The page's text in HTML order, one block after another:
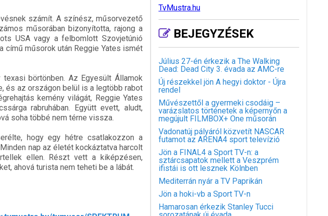
számít. A színész, műsorvezető
műsorában bizonyította, rajong a
USA vagy a felbomlott Szovjetúnió
című műsorok után Reggie Yates ismét
börtönben. Az Egyesült Államok
és az országon belül is a legtöbb rabot
kemény világát, Reggie Yates
rabruhában. Együtt evett, aludt,
soha többé nem térne vissza.
hogy egy hétre csatlakozzon a
nap az életét kockáztatva harcolt
ellen. Részt vett a kiképzésen,
ahová turista nem teheti be a lábát.
TvMustra.hu
BEJEGYZÉSEK
Július 27-én érkezik a The Walking
Dead: Dead City 3. évada az AMC-re
Új részekkel jön A hegyi doktor - Újra
rendel
Művészettől a gyermeki csodáig –
varázslatos történetek a képernyőn a
megújult FILMBOX+ One műsorán
Vadonatúj pályáról közvetít NASCAR
futamot az ARENA4 sport televízió
Jön a FINAL4 a Sport TV-n: a
sztárcsapatok mellett a Veszprém
ifistái is ott lesznek Kölnben
Mediterrán nyár a TV Paprikán
Jön a hoki-vb a Sport TV-n
Hamarosan érkezik Stanley Tucci